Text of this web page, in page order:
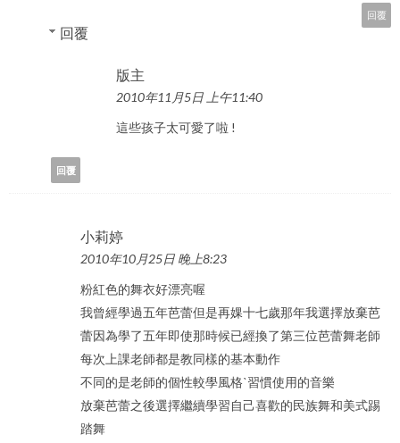
回覆
回覆
版主
2010年11月5日 上午11:40
這些孩子太可愛了啦 !
回覆
小莉婷
2010年10月25日 晚上8:23
粉紅色的舞衣好漂亮喔
我曾經學過五年芭蕾但是再婐十七歲那年我選擇放棄芭
蕾因為學了五年即使那時候已經換了第三位芭蕾舞老師
每次上課老師都是教同樣的基本動作
不同的是老師的個性較學風格ˋ習慣使用的音樂
放棄芭蕾之後選擇繼續學習自己喜歡的民族舞和美式踢
踏舞